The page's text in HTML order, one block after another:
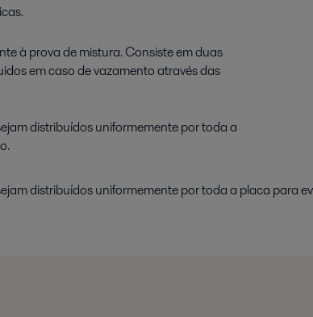
à prova de mistura. Consiste em duas
em caso de vazamento através das
distribuídos uniformemente por toda a
distribuídos uniformemente por toda a placa para